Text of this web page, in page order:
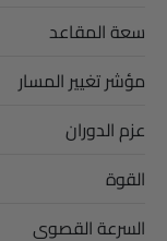
سعة المقاعد
مؤشر تغيير المسار
عزم الدوران
القوة
السرعة القصوى